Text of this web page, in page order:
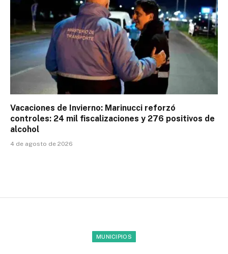
Vacaciones de Invierno: Marinucci reforzó
controles: 24 mil fiscalizaciones y 276 positivos de
alcohol
4 de agosto de 2026
MUNICIPIOS